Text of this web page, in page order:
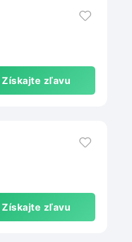
Získajte zľavu
Získajte zľavu